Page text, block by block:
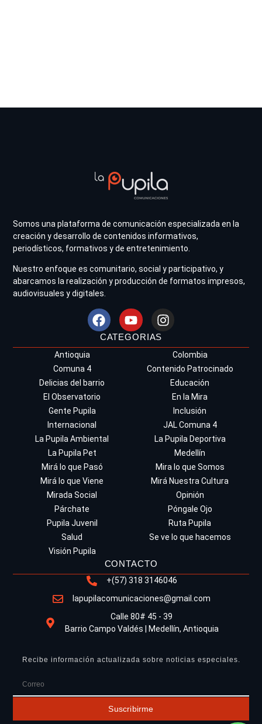
Somos una plataforma de comunicación especializada en la
creación y desarrollo de contenidos informativos,
periodísticos, formativos y de entretenimiento.
Nuestro enfoque es comunitario, social y participativo, y
abarcamos la realización y producción de formatos impresos,
audiovisuales y digitales.
CATEGORIAS
Antioquia
Colombia
Comuna 4
Contenido Patrocinado
Delicias del barrio
Educación
El Observatorio
En la Mira
Gente Pupila
Inclusión
Internacional
JAL Comuna 4
La Pupila Ambiental
La Pupila Deportiva
La Pupila Pet
Medellín
Mirá lo que Pasó
Mira lo que Somos
Mirá lo que Viene
Mirá Nuestra Cultura
Mirada Social
Opinión
Párchate
Póngale Ojo
Pupila Juvenil
Ruta Pupila
Salud
Se ve lo que hacemos
Visión Pupila
CONTACTO
+(57) 318 3146046
lapupilacomunicaciones@gmail.com
Calle 80# 45 - 39
Barrio Campo Valdés | Medellín, Antioquia
Recibe información actualizada sobre noticias especiales.
Suscribirme